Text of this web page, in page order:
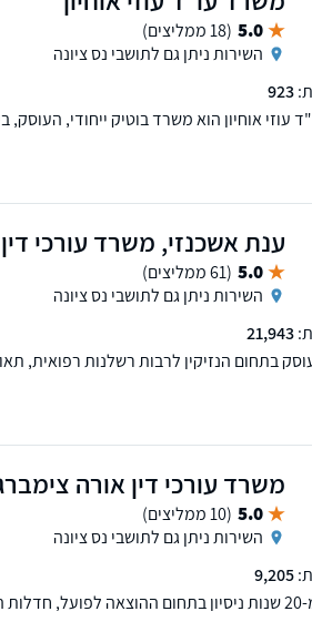
5.0 (18 ממליצים)
השירות ניתן גם לתושבי נס ציונה
923
עוזי אוחיון הוא משרד בוטיק ייחודי,
ענת אשכנזי, משרד עורכי דין
5.0 (61 ממליצים)
השירות ניתן גם לתושבי נס ציונה
21,943
בתחום הנזיקין לרבות רשלנות רפואית,
משרד עורכי דין אורה
5.0 (10 ממליצים)
השירות ניתן גם לתושבי נס ציונה
9,205
למעלה מ-20 שנות ניסיון בתחום ההוצאה